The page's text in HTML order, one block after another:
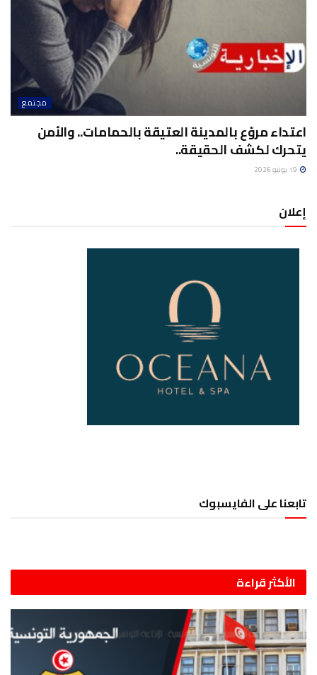
مجتمع
اعتداء مروّع بالمدينة العتيقة بالحمامات.. والأمن
يتحرك لكشف الحقيقة..
إعلان
تابعنا على الفايسبوك
الأكثر قراءة